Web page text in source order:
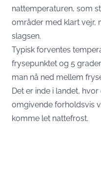
nattemperaturen, som
områder med klart vejr,
slagsen.
Typisk forventes
frysepunktet og 5
man nå ned mellem
Det er inde i landet,
omgivende forholdsvis
komme let nattefrost.